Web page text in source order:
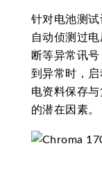
针对电池测
自动侦测过
断等异常讯
到异常时，
电资料保存
的潜在因素。